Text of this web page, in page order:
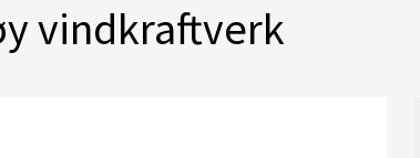
vindkraftverk